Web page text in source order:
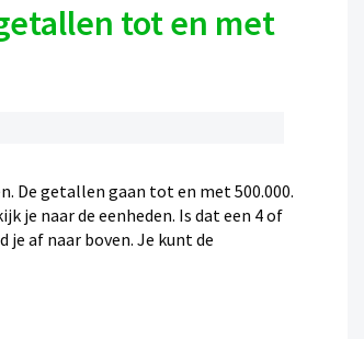
tot en met
De getallen gaan tot en met 500.000.
je naar de eenheden. Is dat een 4 of
je af naar boven. Je kunt de